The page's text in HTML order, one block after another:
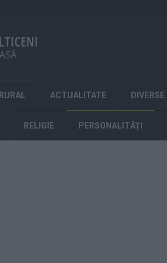
RURAL ACTUALITATE DIVERSE
RELIGIE PERSONALITĂȚI